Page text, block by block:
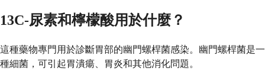
13C-尿素和檸檬酸用於什麼？
這種藥物專門用於診斷胃部的幽門螺桿菌感染。幽門螺桿菌是一
種細菌，可引起胃潰瘍、胃炎和其他消化問題。